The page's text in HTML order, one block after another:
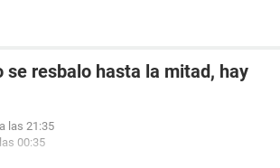
se resbalo hasta la mitad, hay
las 21:35
00:35